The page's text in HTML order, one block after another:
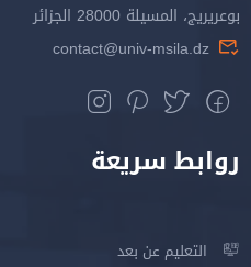
بوعريريج، المسيلة 28000 الجزائر
contact@univ-msila.dz
روابط سريعة
التعليم عن بعد